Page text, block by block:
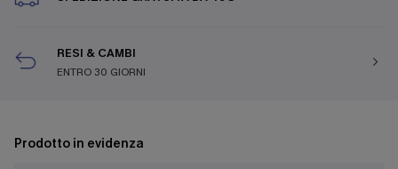
RESI & CAMBI
ENTRO 30 GIORNI
Prodotto in evidenza